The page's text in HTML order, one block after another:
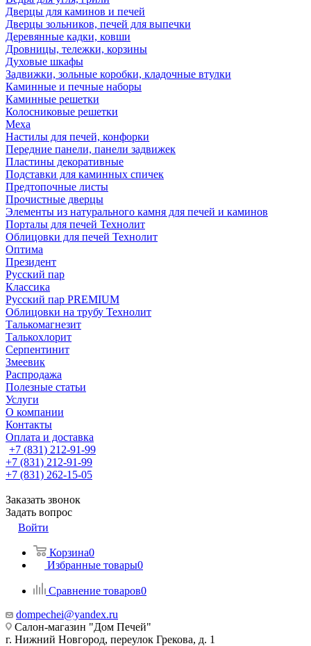
Дверцы для каминов и печей
Дверцы зольников, печей для выпечки
Деревянные кадки, ковши
Дровницы, тележки, корзины
Духовые шкафы
Задвижки, зольные коробки, кладочные втулки
Каминные и печные наборы
Каминные решетки
Колосниковые решетки
Меха
Настилы для печей, конфорки
Передние панели, панели задвижек
Пластины декоративные
Подставки для каминных спичек
Предтопочные листы
Прочистные дверцы
Элементы из натурального камня для печей и каминов
Порталы для печей Технолит
Облицовки для печей Технолит
Оптима
Президент
Русский пар
Классика
Русский пар PREMIUM
Облицовки на трубу Технолит
Талькомагнезит
Талькохлорит
Серпентинит
Змеевик
Распродажа
Полезные статьи
Услуги
О компании
Контакты
Оплата и доставка
+7 (831) 212-91-99
+7 (831) 212-91-99
+7 (831) 262-15-05
Заказать звонок
Задать вопрос
Войти
Корзина0
Избранные товары0
Сравнение товаров0
dompechei@yandex.ru
Салон-магазин "Дом Печей"
г. Нижний Новгород, переулок Грекова, д. 1